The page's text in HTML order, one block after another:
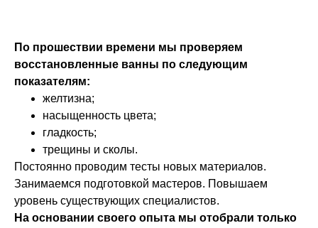
По прошествии времени мы проверяем
восстановленные ванны по следующим
показателям:
желтизна;
насыщенность цвета;
гладкость;
трещины и сколы.
Постоянно проводим тесты новых материалов.
Занимаемся подготовкой мастеров. Повышаем
уровень существующих специалистов.
На основании своего опыта мы отобрали только